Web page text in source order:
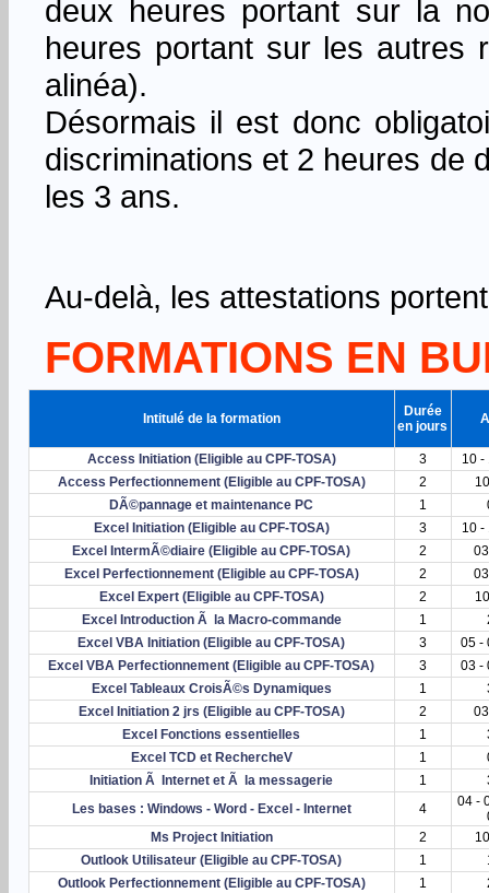
deux heures portant sur la
heures portant sur les autres
alinéa).
Désormais il est donc
discriminations et 2 heures de
les 3 ans.
Au-delà, les attestations
FORMATIONS EN
Intitulé de la formation
Durée
en jours
Access Initiation (Eligible au CPF-TOSA) 3
10 -
Access Perfectionnement (Eligible au CPF-TOSA)
2
DÃ©pannage et maintenance PC
1
Excel Initiation (Eligible au CPF-TOSA)
3
10 -
Excel IntermÃ©diaire (Eligible au CPF-TOSA)
2
Excel Perfectionnement (Eligible au CPF-TOSA)
2
Excel Expert (Eligible au CPF-TOSA)
2
Excel Introduction Ã la Macro-commande
1
Excel VBA Initiation (Eligible au CPF-TOSA)
3
05 -
Excel VBA Perfectionnement (Eligible au CPF-TOSA)
3
03 -
Excel Tableaux CroisÃ©s Dynamiques
1
Excel Initiation 2 jrs (Eligible au CPF-TOSA)
2
Excel Fonctions essentielles
1
Excel TCD et RechercheV
1
Initiation Ã Internet et Ã la messagerie
1
Les bases : Windows - Word - Excel - Internet
4
04 -
Ms Project Initiation
2
Outlook Utilisateur (Eligible au CPF-TOSA)
1
Outlook Perfectionnement (Eligible au CPF-TOSA)
1